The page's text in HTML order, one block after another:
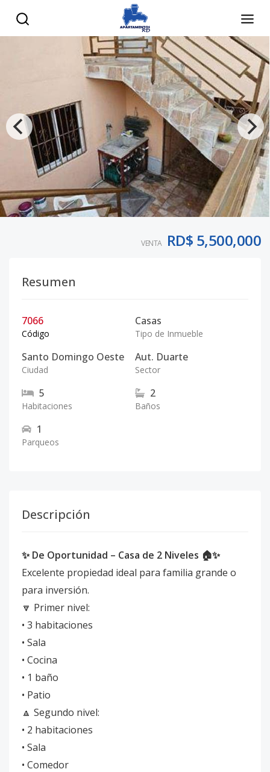
VENTA RD$ 5,500,000
Resumen
7066
Código
Casas
Tipo de Inmueble
Santo Domingo Oeste
Ciudad
Aut. Duarte
Sector
5
Habitaciones
2
Baños
1
Parqueos
Descripción
✨ De Oportunidad – Casa de 2 Niveles 🏠✨
Excelente propiedad ideal para familia grande o
para inversión.
🔽 Primer nivel:
• 3 habitaciones
• Sala
• Cocina
• 1 baño
• Patio
🔼 Segundo nivel:
• 2 habitaciones
• Sala
• Comedor